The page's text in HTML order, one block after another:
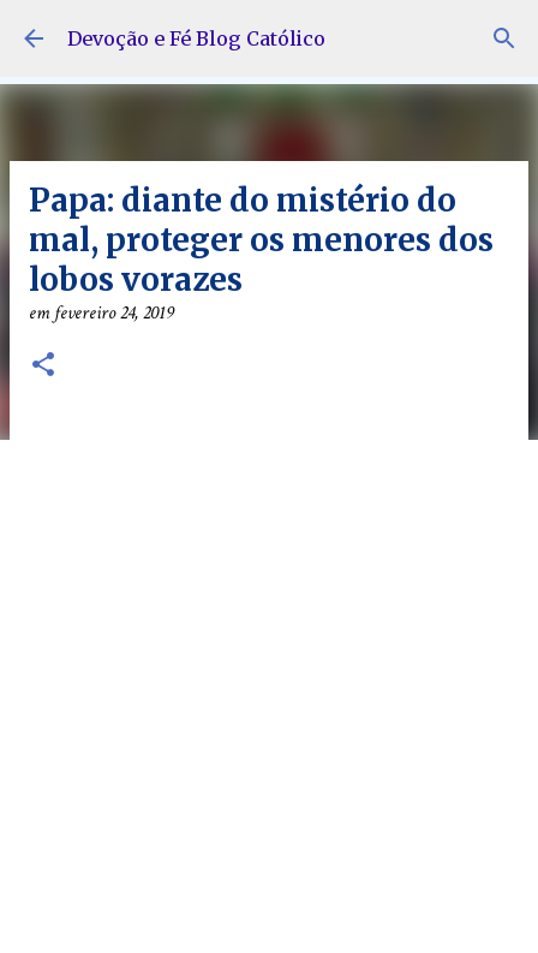
Pular para o conteúdo principal
Devoção e Fé Blog Católico
Papa: diante do mistério do
mal, proteger os menores dos
lobos vorazes
emfevereiro 24, 2019